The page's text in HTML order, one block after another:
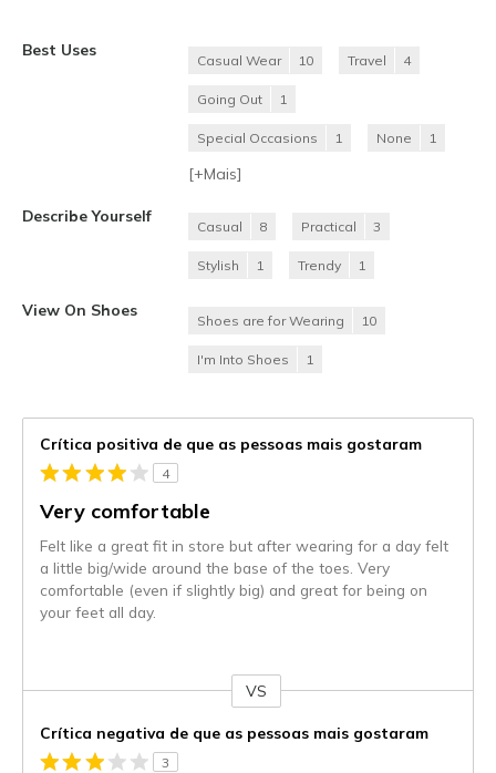
Best Uses
Casual Wear 10 Travel 4
Going Out 1
Special Occasions 1 None 1
[+Mais]
Describe Yourself
Casual 8 Practical 3
Stylish 1 Trendy 1
View On Shoes
Shoes are for Wearing 10
I'm Into Shoes 1
Crítica positiva de que as pessoas mais gostaram
4
Very comfortable
Felt like a great fit in store but after wearing for a day felt
a little big/wide around the base of the toes. Very
comfortable (even if slightly big) and great for being on
your feet all day.
VS
Crítica negativa de que as pessoas mais gostaram
3